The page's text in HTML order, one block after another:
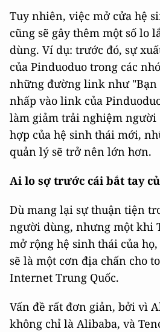
Tuy nhiên, việc mở cửa hệ
cũng sẽ gây thêm một số lo
dùng. Ví dụ: trước đó, sự
của Pinduoduo trong các
những đường link như "Bạn
nhấp vào link của
làm giảm trải nghiệm người
hợp của hệ sinh thái mới,
quản lý sẽ trở nên lớn hơn.
Ai lo sợ trước cái bắt tay
Dù mang lại sự thuận tiện
người dùng, nhưng một khi
mở rộng hệ sinh thái của
sẽ là một cơn địa chấn cho
Internet Trung Quốc.
Vấn đề rất đơn giản, bởi vì
không chỉ là Alibaba, và